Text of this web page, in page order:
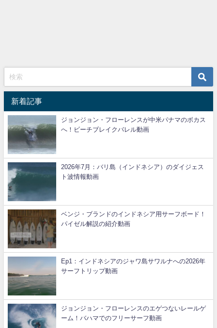
新着記事
ジョンジョン・フローレンスが中米パナマのボカス
へ！ビーチブレイクバレル動画
2026年7月：バリ島（インドネシア）のダイジェス
ト波情報動画
ベンジ・ブランドのインドネシア用サーフボード！
パイゼル解説の紹介動画
Ep1：インドネシアのジャワ島サワルナへの2026年
サーフトリップ動画
ジョンジョン・フローレンスのエゲつないレールゲ
ーム！バハマでのフリーサーフ動画